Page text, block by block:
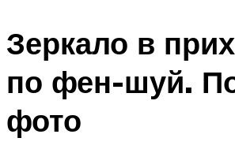
Зеркало в
по фен-шуй.
фото